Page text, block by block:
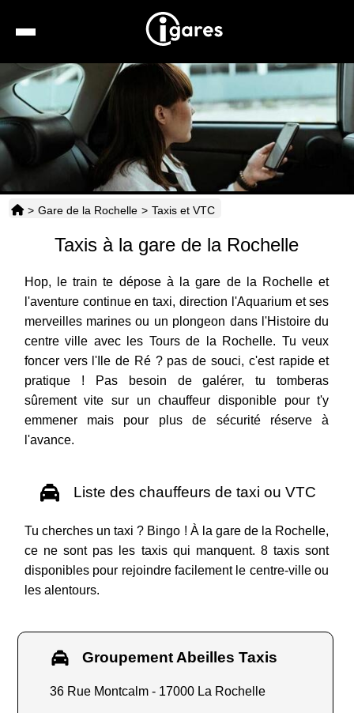
Recherche
Location de voiture
Hôtels
Taxis
> Gare de la Rochelle > Taxis et VTC
Taxis à la gare de la Rochelle
Hop, le train te dépose à la gare de la Rochelle et
l'aventure continue en taxi, direction l'Aquarium et ses
merveilles marines ou un plongeon dans l'Histoire du
centre ville avec les Tours de la Rochelle. Tu veux
foncer vers l'Ile de Ré ? pas de souci, c'est rapide et
pratique ! Pas besoin de galérer, tu tomberas
sûrement vite sur un chauffeur disponible pour t'y
emmener mais pour plus de sécurité réserve à
l'avance.
Liste des chauffeurs de taxi ou VTC
Tu cherches un taxi ? Bingo ! À la gare de la Rochelle,
ce ne sont pas les taxis qui manquent. 8 taxis sont
disponibles pour rejoindre facilement le centre-ville ou
les alentours.
Groupement Abeilles Taxis
36 Rue Montcalm - 17000 La Rochelle